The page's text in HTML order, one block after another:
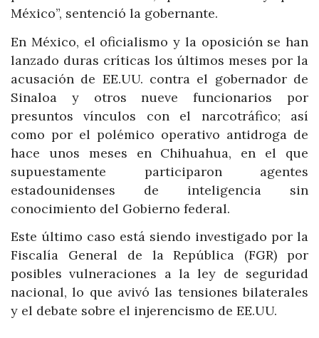
México”, sentenció la gobernante.
En México, el oficialismo y la oposición se han
lanzado duras críticas los últimos meses por la
acusación de EE.UU. contra el gobernador de
Sinaloa y otros nueve funcionarios por
presuntos vínculos con el narcotráfico; así
como por el polémico operativo antidroga de
hace unos meses en Chihuahua, en el que
supuestamente participaron agentes
estadounidenses de inteligencia sin
conocimiento del Gobierno federal.
Este último caso está siendo investigado por la
Fiscalía General de la República (FGR) por
posibles vulneraciones a la ley de seguridad
nacional, lo que avivó las tensiones bilaterales
y el debate sobre el injerencismo de EE.UU.